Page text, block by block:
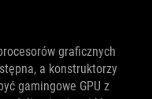
graficznych
a konstruktorzy
gamingowe GPU z